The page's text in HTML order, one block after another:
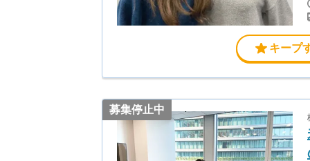
キープ
募集停止中